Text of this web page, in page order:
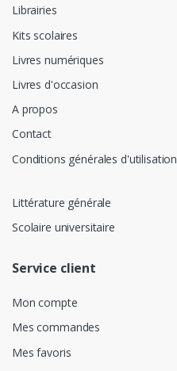
Librairies
Kits scolaires
Livres numériques
Livres d'occasion
A propos
Contact
Conditions générales d'utilisation
Littérature générale
Scolaire universitaire
Service client
Mon compte
Mes commandes
Mes favoris